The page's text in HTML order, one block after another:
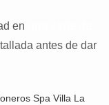
en
antes de dar